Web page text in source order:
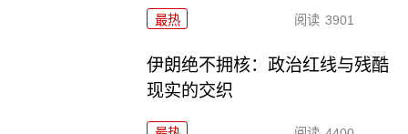
最热 阅读 3901
伊朗绝不拥核：政治红线与残酷
现实的交织